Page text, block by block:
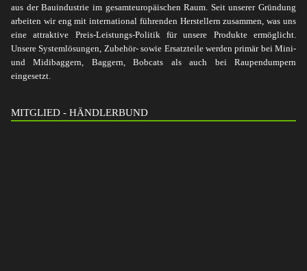
aus der Bauindustrie im gesamteuropäischen Raum. Seit unserer Gründung
arbeiten wir eng mit international führenden Herstellern zusammen, was uns
eine attraktive Preis-Leistungs-Politik für unsere Produkte ermöglicht.
Unsere Systemlösungen, Zubehör- sowie Ersatzteile werden primär bei Mini-
und Midibaggern, Baggern, Bobcats als auch bei Raupendumpern
eingesetzt.
MITGLIED - HÄNDLERBUND